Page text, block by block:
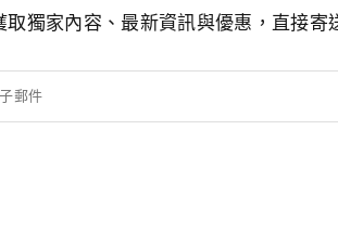
取獨家內容、最新資訊與優惠，直接寄
郵件